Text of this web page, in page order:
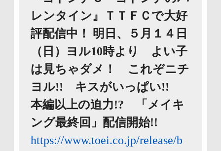
レンタイン』ＴＴＦＣで大好
評配信中！ 明日、５月１４日
（日）ヨル10時より よい子
は見ちゃダメ！ これぞニチ
ヨル!! キスがいっぱい!!
本編以上の迫力!? 「メイキ
ング最終回」配信開始!!
https://www.toei.co.jp/release/b